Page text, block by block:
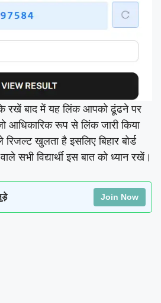
बाद में यह लिंक आपको ढूंढने पर
आधिकारिक रूप से लिंक जारी किया
खुलता है इसलिए बिहार बोर्ड
सभी विद्यार्थी इस बात को ध्यान रखें।
Join Now